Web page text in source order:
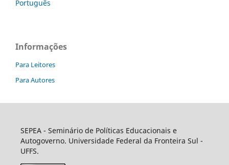
Português
Informações
Para Leitores
Para Autores
SEPEA - Seminário de Políticas Educacionais e
Autogoverno. Universidade Federal da Fronteira Sul -
UFFS.